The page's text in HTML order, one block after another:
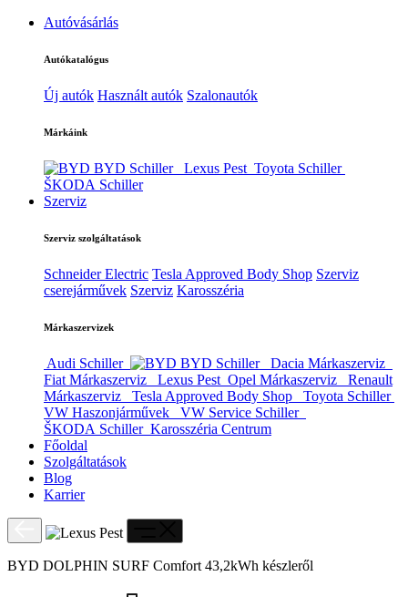
Autóvásárlás
Autókatalógus
Új autók Használt autók Szalonautók
Márkáink
BYD Schiller Lexus Pest Toyota Schiller
ŠKODA Schiller
Szerviz
Szerviz szolgáltatások
Schneider Electric Tesla Approved Body Shop Szerviz
cserejárművek Szerviz Karosszéria
Márkaszervizek
Audi Schiller BYD Schiller
Dacia Márkaszerviz
Fiat Márkaszerviz
Lexus Pest Opel Márkaszerviz
Renault
Márkaszerviz
Tesla Approved Body Shop
Toyota Schiller
VW Haszonjárművek
VW Service Schiller
ŠKODA Schiller Karosszéria Centrum
Főoldal
Szolgáltatások
Blog
Karrier
BYD DOLPHIN SURF Comfort 43,2kWh készleről